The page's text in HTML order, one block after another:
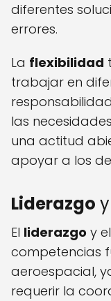
diferentes
errores.
La flexibilidad
trabajar en
las
una actitud
apoyar a los
Liderazgo
El liderazgo y
competencias
aeroespacial,
requerir la